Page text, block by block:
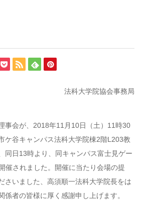
法科大学院協会事務局
事会が、2018年11月10日（土）11時30
ケ谷キャンパス法科大学院棟2階L203教
同日13時より、同キャンパス富士見ゲー
催されました。開催に当たり会場の提
さいました、高須順一法科大学院長をは
係者の皆様に厚く感謝申し上げます。